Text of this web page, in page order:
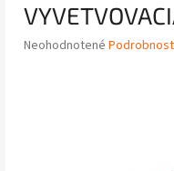
Priemerné
Neohodnotené